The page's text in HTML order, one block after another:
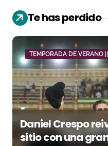
Te has perdido
TEMPORADA DE VERANO
Daniel Crespo
sitio con una